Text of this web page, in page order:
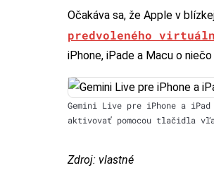
Očakáva sa, že Apple v
predvoleného
iPhone, iPade a Macu o
Gemini Live pre iPhone a
aktivovať pomocou tlačidla
Zdroj: vlastné